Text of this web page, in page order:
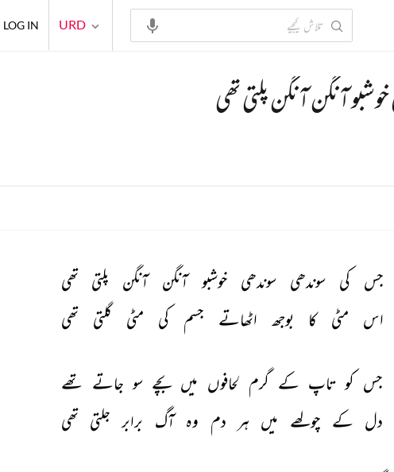
آنگن آنگن پلتی تھی
جس کی سوندھی سوندھی خوشبو آنگن آنگن پلتی
تھی
اس
مٹی کا بوجھ اٹھاتے جسم کی مٹی گلتی تھی
جس کو تاپ کے گرم لحافوں میں بچے سو جاتے تھے
دل کے چولھے میں ہر دم وہ آگ برابر جلتی تھی
URD
LOG IN